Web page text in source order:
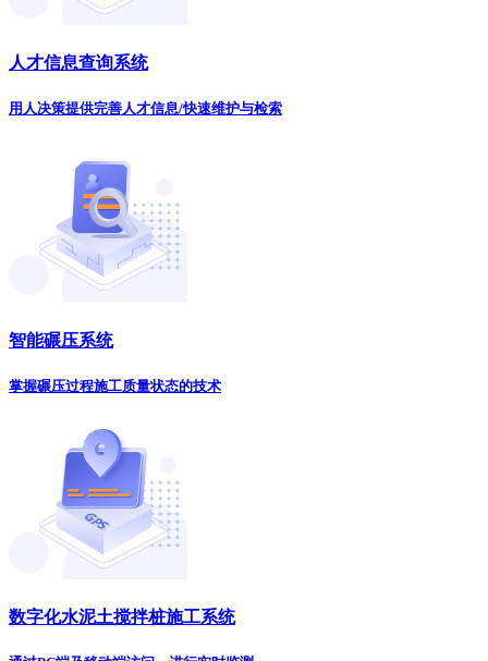
人才信息查询系统
用人决策提供完善人才信息/快速维护与检索
智能碾压系统
掌握碾压过程施工质量状态的技术
数字化水泥土搅拌桩施工系统